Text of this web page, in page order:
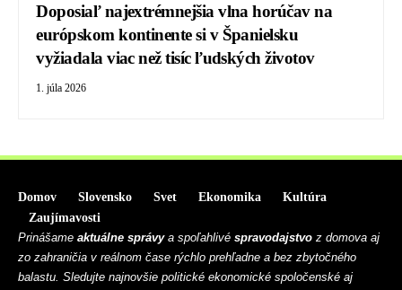
Doposiaľ najextrémnejšia vlna horúčav na
európskom kontinente si v Španielsku
vyžiadala viac než tisíc ľudských životov
1. júla 2026
Domov Slovensko Svet Ekonomika
Kultúra
Zaujímavosti
Prinášame aktuálne správya spoľahlivé spravodajstvo z domova aj
zo zahraničia v reálnom čase rýchlo prehľadne a bez zbytočného
balastu. Sledujte najnovšie politické ekonomické spoločenské aj